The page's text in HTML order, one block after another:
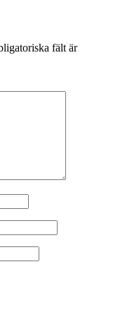
fält är